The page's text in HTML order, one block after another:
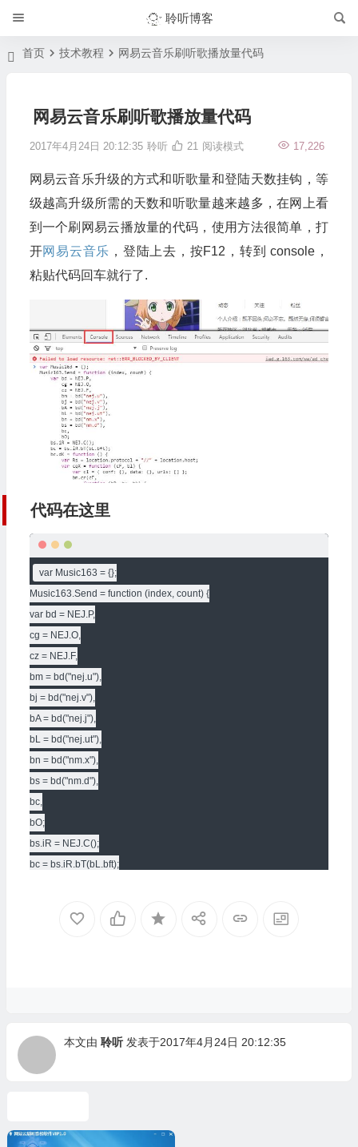
聆听博客
首页 技术教程 网易云音乐刷听歌播放量代码
网易云音乐刷听歌播放量代码
2017年4月24日 20:12:35 聆听 17,226
21 阅读模式
网易云音乐升级的方式和听歌量和登陆天数挂钩，等
级越高升级所需的天数和听歌量越来越多，在网上看
到一个刷网易云播放量的代码，使用方法很简单，打
开网易云音乐 ，登陆上去，按F12，转到 console，
粘贴代码回车就行了.
代码在这里
var Music163 = {};
Music163.Send = function (index, count) {
var bd = NEJ.P,
cg = NEJ.O,
cz = NEJ.F,
bm = bd("nej.u"),
bj = bd("nej.v"),
bA = bd("nej.j"),
bL = bd("nej.ut"),
bn = bd("nm.x"),
bs = bd("nm.d"),
bc,
bO;
bs.iR = NEJ.C();
bc = bs.iR.bT(bL.bft);
var cqX = function (cF, bl) {
var bfz = bGO(cl.url, bl[bP]);
cI.urls.push(bfz);
});
本文由 聆听 发表于2017年4月24日 20:12:35